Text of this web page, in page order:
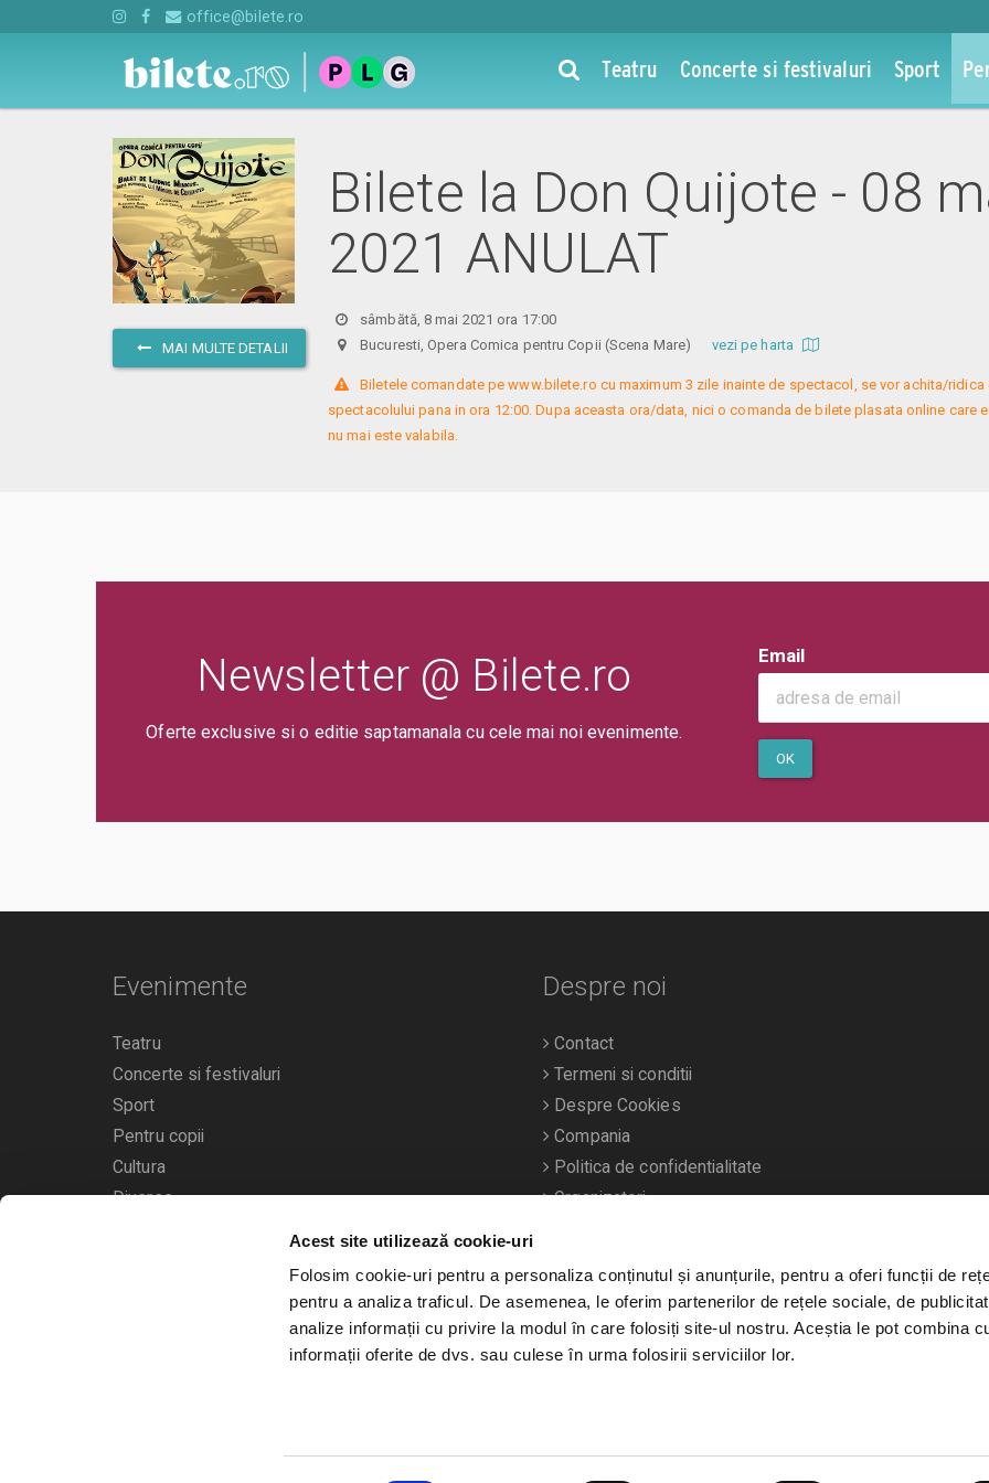
Acest site utilizează cookie-uri
Folosim cookie-uri pentru a personaliza conținutul și anunțurile, pentru a oferi funcții de
pentru a analiza traficul. De asemenea, le oferim partenerilor de rețele sociale, de
analize informații cu privire la modul în care folosiți site-ul nostru. Aceștia le pot combina
informații oferite de dvs. sau culese în urma folosirii serviciilor lor.
office@bilete.ro
Teatru Concerte si festivaluri Sport
MAI MULTE DETALII
Bilete la Don Quijote - 08
2021 ANULAT
sâmbătă, 8 mai 2021 ora 17:00
Bucuresti, Opera Comica pentru Copii (Scena Mare) vezi pe harta
Biletele comandate pe www.bilete.ro cu maximum 3 zile inainte de spectacol, se vor achita/ridica
spectacolului pana in ora 12:00. Dupa aceasta ora/data, nici o comanda de bilete plasata online care
nu mai este valabila.
Newsletter @ Bilete.ro
Oferte exclusive si o editie saptamanala cu cele mai noi evenimente.
Email
OK
Evenimente
Teatru
Concerte si festivaluri
Sport
Pentru copii
Cultura
Diverse
Calendarul evenimentelor
Despre noi
Contact
Termeni si conditii
Despre Cookies
Compania
Politica de confidentialitate
Organizatori
Bilete.ro